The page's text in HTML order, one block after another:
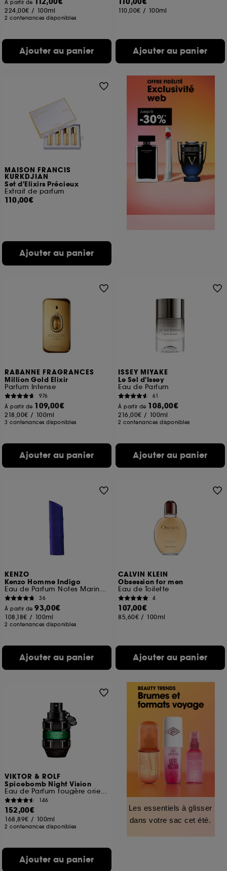
À partir de
224,00€ / 100ml
2 contenances disponibles
Ajouter au panier
110,00€ / 100ml
Ajouter au panier
MAISON FRANCIS
KURKDJIAN
Set d'Elixirs Précieux
Extrait de parfum
110,00€
Ajouter au panier
RABANNE FRAGRANCES
Million Gold Elixir
Parfum Intense
976
À partir de 109,00€
218,00€ / 100ml
3 contenances disponibles
Ajouter au panier
ISSEY MIYAKE
Le Sel d'Issey
Eau de Parfum
61
À partir de 108,00€
216,00€ / 100ml
2 contenances disponibles
Ajouter au panier
KENZO
Kenzo Homme Indigo
Eau de Parfum Notes Marines Florales
36
À partir de93,00€
108,18€ / 100ml
2 contenances disponibles
Ajouter au panier
CALVIN KLEIN
Obsession for men
Eau de Toilette
4
107,00€
85,60€ / 100ml
Ajouter au panier
VIKTOR & ROLF
Spicebomb Night Vision
Eau de Parfum fougère orientale pour Homme
146
152,00€
168,89€ / 100ml
2 contenances disponibles
Ajouter au panier
Les essentiels à glisser
dans votre sac cet été.